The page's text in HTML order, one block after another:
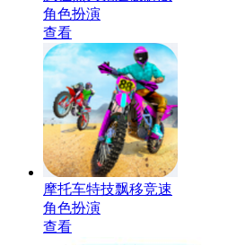
角色扮演
查看
摩托车特技飘移竞速
角色扮演
查看